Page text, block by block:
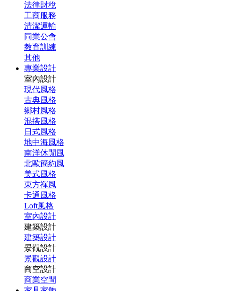
法律財稅
工商服務
清潔運輸
同業公會
教育訓練
其他
專業設計
室內設計
現代風格
古典風格
鄉村風格
混搭風格
日式風格
地中海風格
南洋休閒風
北歐簡約風
美式風格
東方禪風
卡通風格
Loft風格
室內設計
建築設計
建築設計
景觀設計
景觀設計
商空設計
商業空間